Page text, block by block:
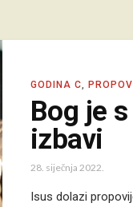
GODINA C,
Bog je
izbavi
28. siječnja 2022.
Isus dolazi